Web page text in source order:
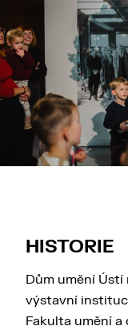
HISTORIE
Dům umění Ústí
výstavní
Fakulta umění